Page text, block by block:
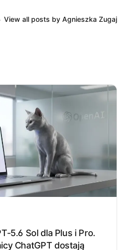
View all posts by Agnieszka Zugaj
5.6 Sol dla Plus i Pro.
ChatGPT dostają